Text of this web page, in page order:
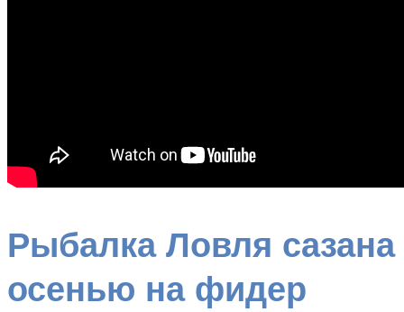
Рыбалка Ловля сазана
осенью на фидер